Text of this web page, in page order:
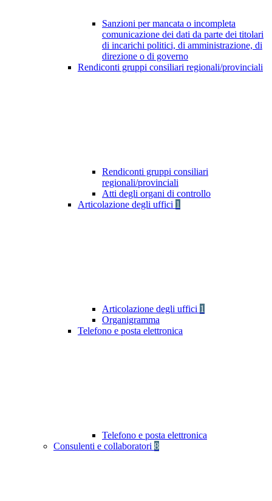
Sanzioni per mancata o incompleta
comunicazione dei dati da parte dei titolari
di incarichi politici, di amministrazione, di
direzione o di governo
Rendiconti gruppi consiliari regionali/provinciali
Rendiconti gruppi consiliari
regionali/provinciali
Atti degli organi di controllo
Articolazione degli uffici 1
Articolazione degli uffici 1
Organigramma
Telefono e posta elettronica
Telefono e posta elettronica
Consulenti e collaboratori 8